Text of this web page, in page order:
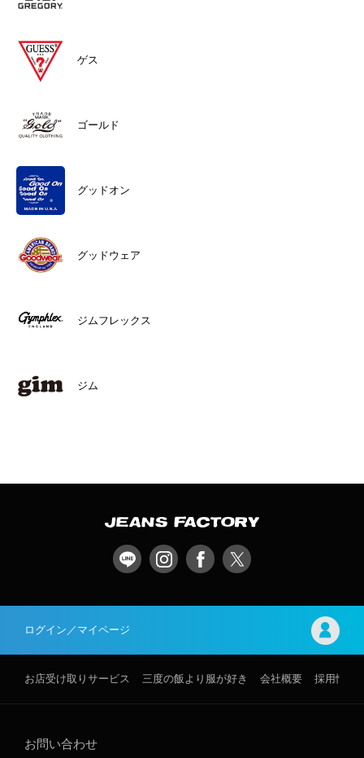
ゲス
ゴールド
グッドオン
グッドウェア
ジムフレックス
ジム
ログイン／マイページ
お店受け取りサービス 三度の飯より服が好き 会社概要 採用情報
お問い合わせ